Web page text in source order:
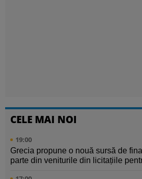
CELE MAI NOI
19:00
Grecia propune o nouă sursă de
parte din veniturile din licitațiile